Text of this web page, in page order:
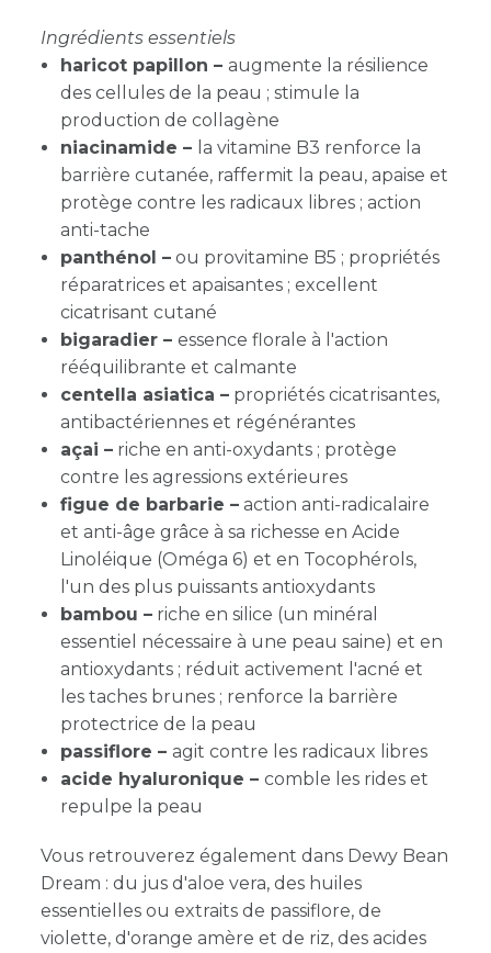
Ingrédients essentiels
haricot papillon – augmente la résilience
des cellules de la peau ; stimule la
production de collagène
niacinamide – la vitamine B3 renforce la
barrière cutanée, raffermit la peau, apaise et
protège contre les radicaux libres ; action
anti-tache
panthénol – ou provitamine B5 ; propriétés
réparatrices et apaisantes ; excellent
cicatrisant cutané
bigaradier – essence florale à l'action
rééquilibrante et calmante
centella asiatica – propriétés cicatrisantes,
antibactériennes et régénérantes
açai – riche en anti-oxydants ; protège
contre les agressions extérieures
figue de barbarie – action anti-radicalaire
et anti-âge grâce à sa richesse en Acide
Linoléique (Oméga 6) et en Tocophérols,
l'un des plus puissants antioxydants
bambou – riche en silice (un minéral
essentiel nécessaire à une peau saine) et en
antioxydants ; réduit activement l'acné et
les taches brunes ; renforce la barrière
protectrice de la peau
passiflore – agit contre les radicaux libres
acide hyaluronique – comble les rides et
repulpe la peau
Vous retrouverez également dans Dewy Bean
Dream : du jus d'aloe vera, des huiles
essentielles ou extraits de passiflore, de
violette, d'orange amère et de riz, des acides